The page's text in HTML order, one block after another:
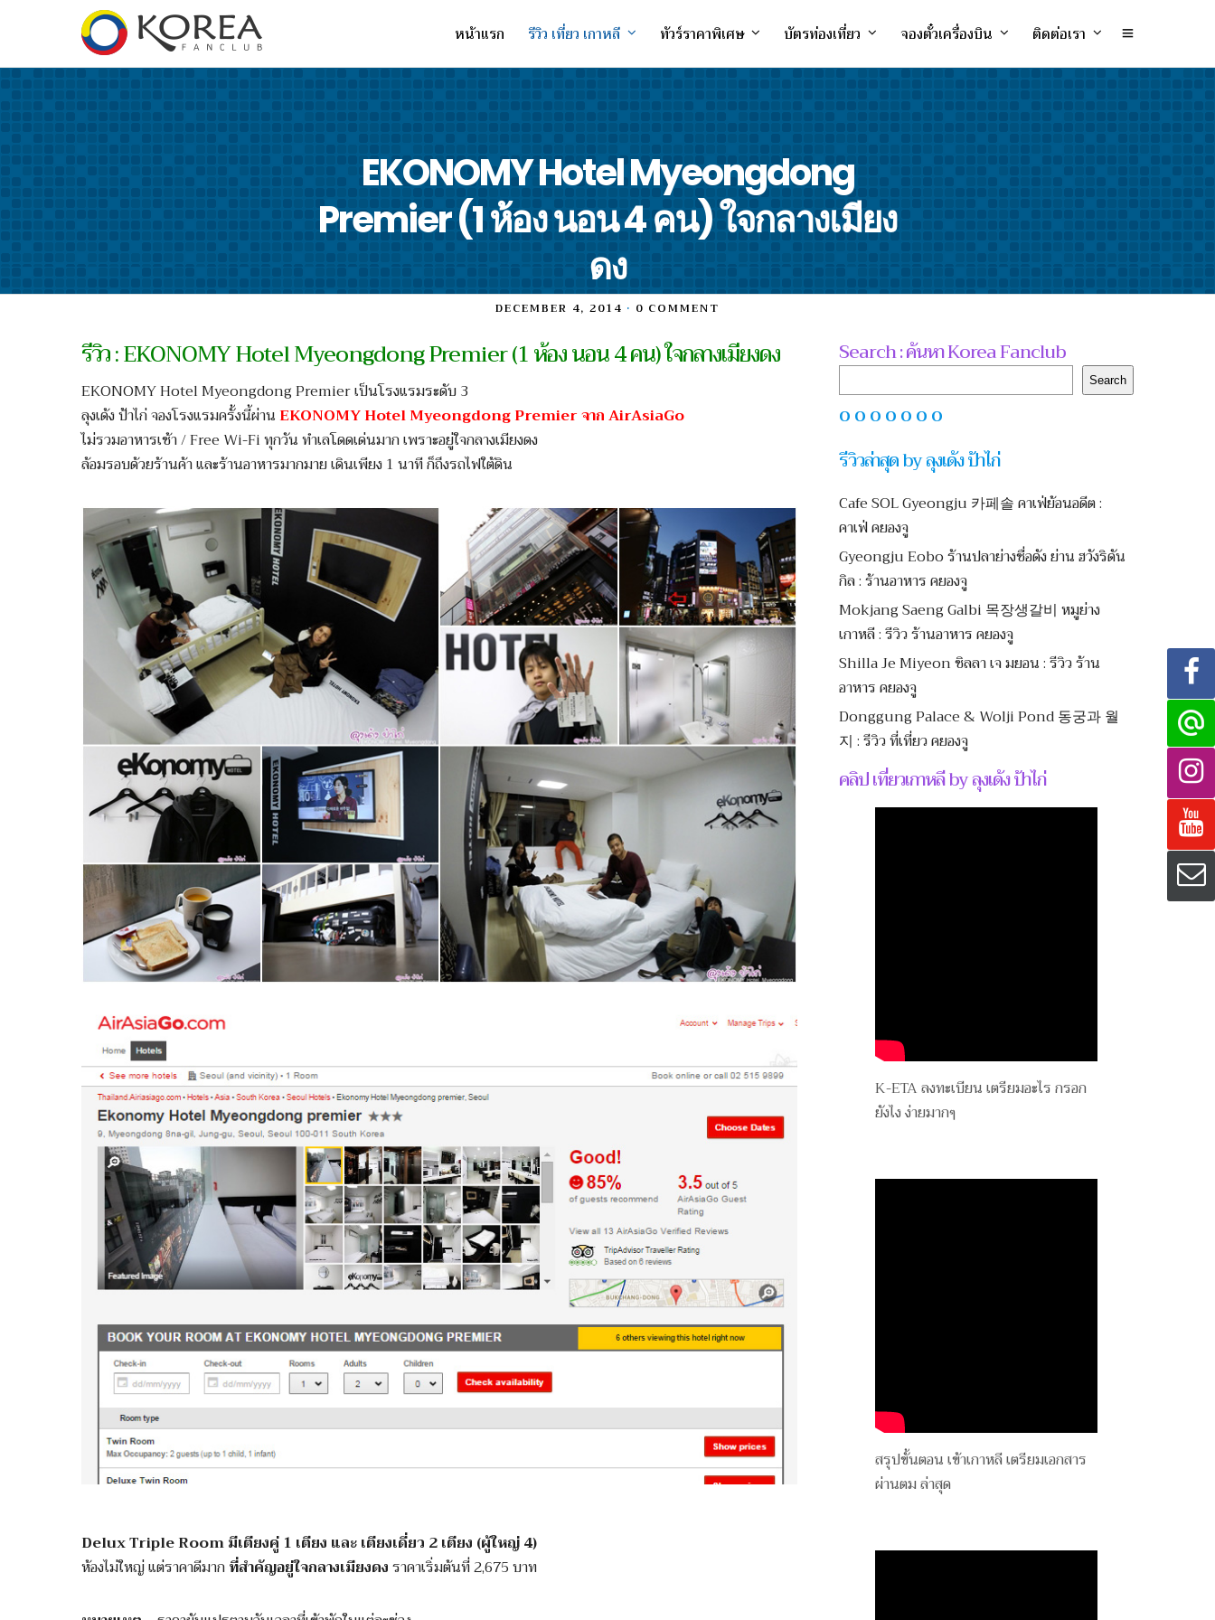
หน้าแรก รีวิว เที่ยว เกาหลี ทัวร์ราคาพิเศษ บัตรท่องเที่ยว จองตั๋วเครื่องบิน ติดต่อเรา
EKONOMY Hotel Myeongdong
Premier (1 ห้อง นอน 4 คน) ใจกลางเมียง
ดง
DECEMBER 4, 2014 • 0 COMMENT
รีวิว : EKONOMY Hotel Myeongdong Premier (1 ห้อง นอน 4 คน) ใจกลางเมียงดง
EKONOMY Hotel Myeongdong Premier เป็นโรงแรมระดับ 3
ลุงเด้ง ป้าไก่ จองโรงแรมครั้งนี้ผ่านEKONOMY Hotel Myeongdong Premier จาก AirAsiaGo
ไม่รวมอาหารเช้า / Free Wi-Fi ทุกวัน ทำเลโดดเด่นมาก เพราะอยู่ใจกลางเมียงดง
ล้อมรอบด้วยร้านค้า และร้านอาหารมากมาย เดินเพียง 1 นาที ก็ถึงรถไฟใต้ดิน
Delux Triple Room มีเตียงคู่ 1 เตียง และ เตียงเดี่ยว 2 เตียง (ผู้ใหญ่ 4)
ห้องไม่ใหญ่ แต่ราคาดีมากที่สำคัญอยู่ใจกลางเมียงดงราคาเริ่มต้นที่ 2,675 บาท
Search : ค้นหา Korea Fanclub
Search
O O O O O O O
รีวิวล่าสุด by ลุงเด้ง ป้าไก่
Cafe SOL Gyeongju 카페솔 คาเฟ่ย้อนอดีต :
คาเฟ่ คยองจู
Gyeongju Eobo ร้านปลาย่างชื่อดัง ย่าน ฮวังริดัน
กิล : ร้านอาหาร คยองจู
Mokjang Saeng Galbi 목장생갈비 หมูย่าง
เกาหลี : รีวิว ร้านอาหาร คยองจู
Shilla Je Miyeon ชิลลา เจ มยอน : รีวิว ร้าน
อาหาร คยองจู
Donggung Palace & Wolji Pond 동궁과 월
지 : รีวิว ที่เที่ยว คยองจู
คลิป เที่ยวเกาหลี by ลุงเด้ง ป้าไก่
K-ETA ลงทะเบียน เตรียมอะไร กรอก
ยังไง ง่ายมากๆ
สรุปขั้นตอน เข้าเกาหลี เตรียมเอกสาร
ผ่านตม ล่าสุด